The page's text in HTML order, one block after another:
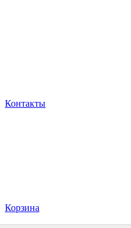
Контакты
Корзина